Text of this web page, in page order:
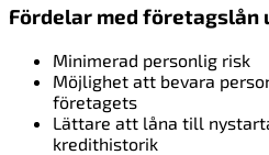
Fördelar med företagslån
Minimerad personlig risk
Möjlighet att bevara
företagets
Lättare att låna till
kredithistorik